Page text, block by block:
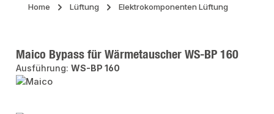
Home Lüftung Elektrokomponenten Lüftung
Maico Bypass für Wärmetauscher WS-BP 160
Ausführung:WS-BP 160